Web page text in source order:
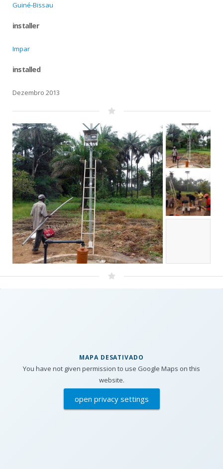
Guiné-Bissau
installer
Impar
installed
Dezembro 2013
MAPA DESATIVADO
You have not given permission to use Google Maps on this
website.
open privacy settings